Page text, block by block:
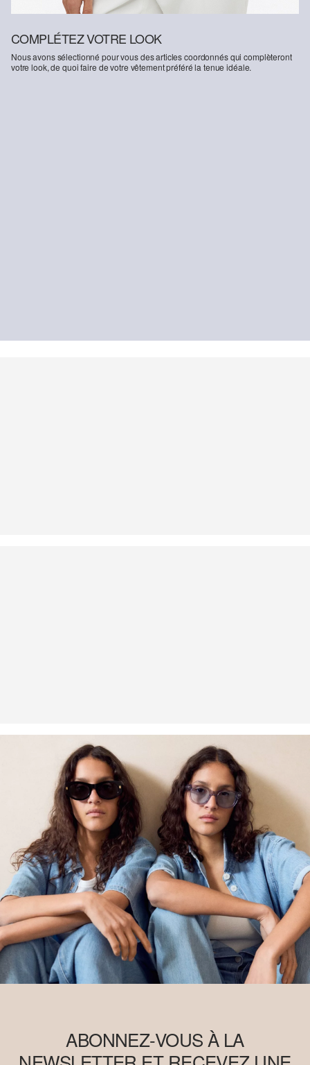
COMPLÉTEZ VOTRE LOOK
Nous avons sélectionné pour vous des articles coordonnés qui complèteront
votre look, de quoi faire de votre vêtement préféré la tenue idéale.
ABONNEZ-VOUS À LA